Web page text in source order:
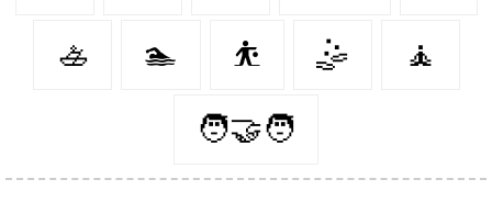
🚣‍ 🏊‍ ⛹️‍ 🤹‍ 🧘‍
🧑‍🤝‍🧑